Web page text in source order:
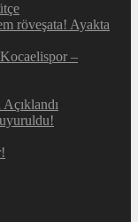
röveşata! Ayakta
–